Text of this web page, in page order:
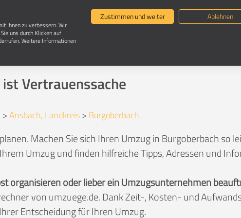
Umzugsunternehmen suchen
Burgoberbach
Vertrauenssache
>Ansbach, Landkreis> Burgoberbach
Machen Sie sich Ihren Umzug in Burgoberbach so
Umzug und finden hilfreiche Tipps, Adressen und
organisieren oder lieber ein Umzugsunternehmen
von umzuege.de. Dank Zeit-, Kosten- und
Entscheidung für Ihren Umzug.
Ihnen zu verbessern. Wir
uns durch Klicken auf
Weitere Informationen
Zustimmen und weiter Ablehnen